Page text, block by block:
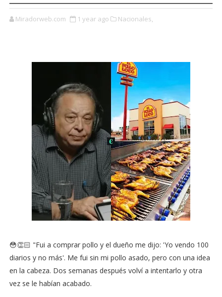
Miradorweb.com 1 year ago Nacionales,
😳👏🏻 "Fui a comprar pollo y el dueño me dijo: 'Yo vendo 100
diarios y no más'. Me fui sin mi pollo asado, pero con una idea
en la cabeza. Dos semanas después volví a intentarlo y otra
vez se le habían acabado.